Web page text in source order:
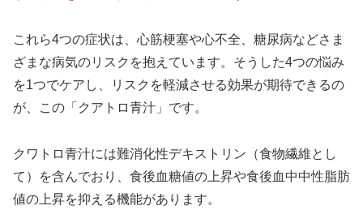
これら4つの症状は、心筋梗塞や心不全、糖尿病などさま
ざまな病気のリスクを抱えています。そうした4つの悩み
を1つでケアし、リスクを軽減させる効果が期待できるの
が、この「クアトロ青汁」です。
クワトロ青汁には難消化性デキストリン（食物繊維とし
て）を含んでおり、食後血糖値の上昇や食後血中中性脂肪
値の上昇を抑える機能があります。